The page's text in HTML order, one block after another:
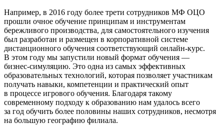
Например, в 2016 году более трети сотрудников МФ ОЦО
прошли очное обучение принципам и инструментам
бережливого производства, для самостоятельного изучения
был разработан и размещен в корпоративной системе
дистанционного обучения соответствующий онлайн-курс.
В этом году мы запустили новый формат обучения —
бизнес-симуляцию. Это одна из самых эффективных
образовательных технологий, которая позволяет участникам
получать навыки, компетенции и практический опыт
в процессе игрового обучения. Благодаря такому
современному подходу к образованию нам удалось всего
за год обучить более половины наших сотрудников, несмотря
на большую географию филиала.